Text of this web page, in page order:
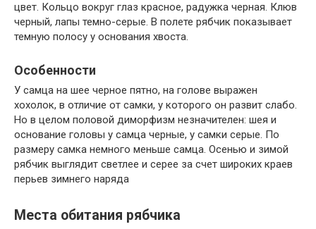
цвет. Кольцо вокруг глаз красное, радужка черная. Клюв
черный, лапы темно-серые. В полете рябчик показывает
темную полосу у основания хвоста.
Особенности
У самца на шее черное пятно, на голове выражен
хохолок, в отличие от самки, у которого он развит слабо.
Но в целом половой диморфизм незначителен: шея и
основание головы у самца черные, у самки серые. По
размеру самка немного меньше самца. Осенью и зимой
рябчик выглядит светлее и серее за счет широких краев
перьев зимнего наряда
Места обитания рябчика